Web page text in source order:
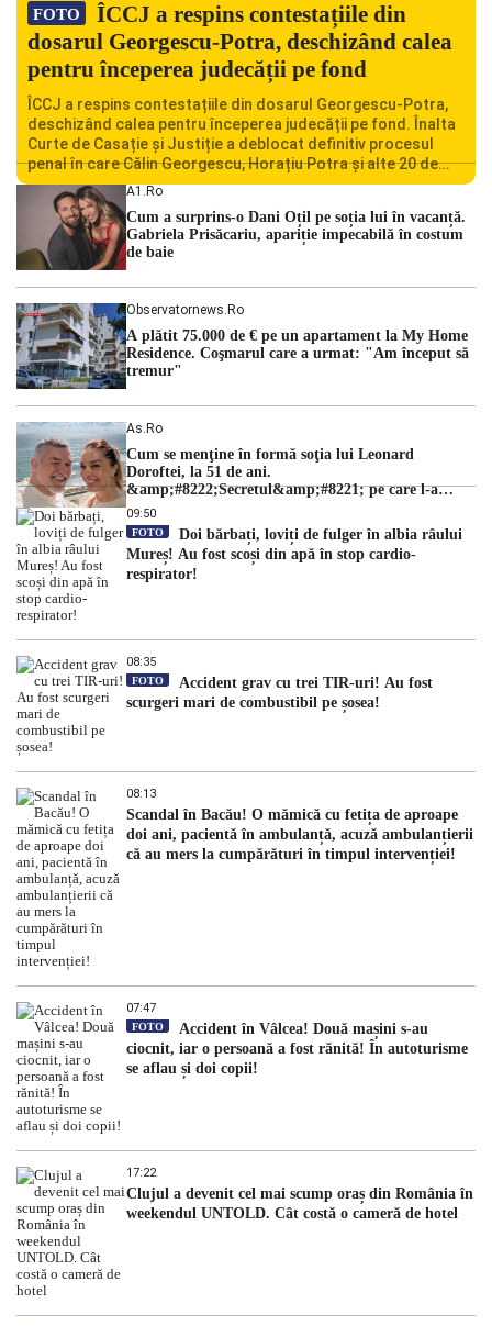
FOTO
ÎCCJ a respins contestațiile din
dosarul Georgescu-Potra, deschizând calea
pentru începerea judecății pe fond
ÎCCJ a respins contestațiile din dosarul Georgescu-Potra,
deschizând calea pentru începerea judecății pe fond. Înalta
Curte de Casație și Justiție a deblocat definitiv procesul
penal în care Călin Georgescu, Horațiu Potra și alte 20 de
persoane sunt acuzați de acțiuni îndreptate împotriva
ordinii constituționale. În ședința din camera preliminară,
judecătorii de la instanța supremă au […]
A1.ro
Cum a surprins-o Dani Oțil pe soția lui în vacanță.
Gabriela Prisăcariu, apariție impecabilă în costum
de baie
Observatornews.ro
A plătit 75.000 de € pe un apartament la My Home
Residence. Coşmarul care a urmat: "Am început să
tremur"
As.ro
Cum se menţine în formă soţia lui Leonard
Doroftei, la 51 de ani.
&amp;#8222;Secretul&amp;#8221; pe care l-a
dezvăluit
09:50
FOTO
Doi bărbați, loviți de fulger în albia râului
Mureș! Au fost scoși din apă în stop cardio-
respirator!
08:35
FOTO
Accident grav cu trei TIR-uri! Au fost
scurgeri mari de combustibil pe șosea!
08:13
Scandal în Bacău! O mămică cu fetița de aproape
doi ani, pacientă în ambulanță, acuză ambulanțierii
că au mers la cumpărături în timpul intervenției!
07:47
FOTO
Accident în Vâlcea! Două mașini s-au
ciocnit, iar o persoană a fost rănită! În autoturisme
se aflau și doi copii!
17:22
Clujul a devenit cel mai scump oraș din România în
weekendul UNTOLD. Cât costă o cameră de hotel